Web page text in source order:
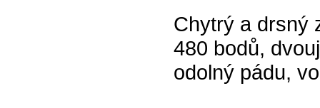
Chytrý a drsný
480 bodů,
odolný pádu,